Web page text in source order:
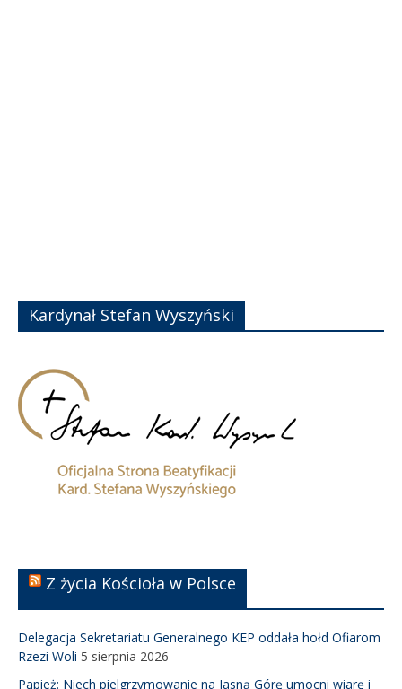
Kardynał Stefan Wyszyński
Z życia Kościoła w Polsce
Delegacja Sekretariatu Generalnego KEP oddała hołd Ofiarom
Rzezi Woli 5 sierpnia 2026
Papież: Niech pielgrzymowanie na Jasną Górę umocni wiarę i